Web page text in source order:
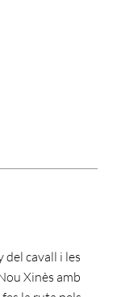
del cavall i les
Xinès amb